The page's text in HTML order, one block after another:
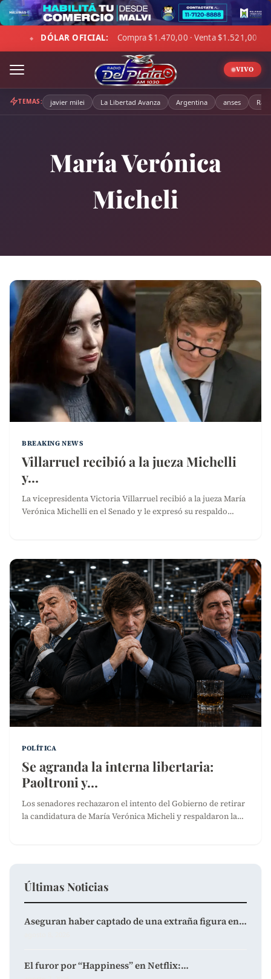
Skip
to
content
Compra $1.470,00 · Venta $1.521,00 ◆ ☁ LA PAMPA: 5°C
VIVO
TEMAS: javier milei La Libertad Avanza Argentina anses
María Verónica
Micheli
BREAKING NEWS
Villarruel recibió a la jueza Michelli
y…
La vicepresidenta Victoria Villarruel recibió a la jueza María
Verónica Michelli en el Senado y le expresó su respaldo…
POLÍTICA
Se agranda la interna libertaria:
Paoltroni y…
Los senadores rechazaron el intento del Gobierno de retirar
la candidatura de María Verónica Micheli y respaldaron la…
Últimas Noticias
Aseguran haber captado de una extraña figura en…
El furor por “Happiness” en Netflix:…